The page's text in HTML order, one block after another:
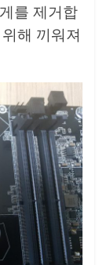
를 제거합
해 끼워져